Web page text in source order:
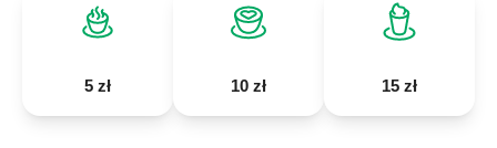
5 zł 10 zł 15 zł